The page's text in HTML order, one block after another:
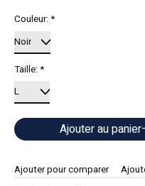
Couleur:*
Taille:*
Ajouter au panier
Ajouter pour comparer